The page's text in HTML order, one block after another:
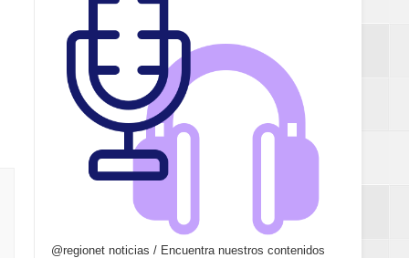
@regionet noticias / Encuentra nuestros contenidos